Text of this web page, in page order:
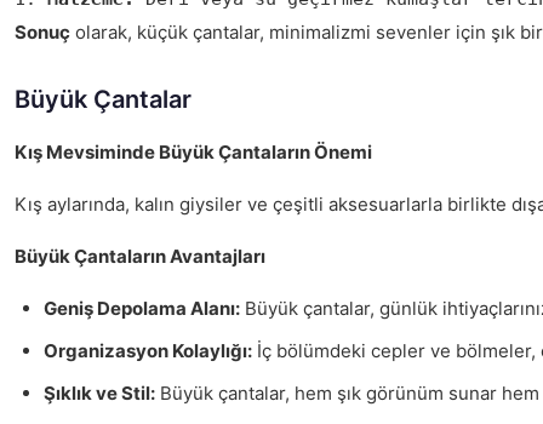
Sonuç olarak, küçük çantalar, minimalizmi sevenler için şık
Büyük Çantalar
Kış Mevsiminde Büyük Çantaların Önemi
Kış aylarında, kalın giysiler ve çeşitli aksesuarlarla birlikte
Büyük Çantaların Avantajları
Geniş Depolama Alanı: Büyük çantalar, günlük
Organizasyon Kolaylığı: İç bölümdeki cepler ve bölmeler,
Şıklık ve Stil: Büyük çantalar, hem şık görünüm sunar